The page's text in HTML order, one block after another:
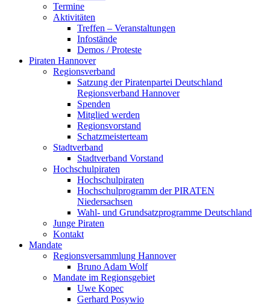
Termine
Aktivitäten
Treffen – Veranstaltungen
Infostände
Demos / Proteste
Piraten Hannover
Regionsverband
Satzung der Piratenpartei Deutschland
Regionsverband Hannover
Spenden
Mitglied werden
Regionsvorstand
Schatzmeisterteam
Stadtverband
Stadtverband Vorstand
Hochschulpiraten
Hochschulpiraten
Hochschulprogramm der PIRATEN
Niedersachsen
Wahl- und Grundsatzprogramme Deutschland
Junge Piraten
Kontakt
Mandate
Regionsversammlung Hannover
Bruno Adam Wolf
Mandate im Regionsgebiet
Uwe Kopec
Gerhard Posywio